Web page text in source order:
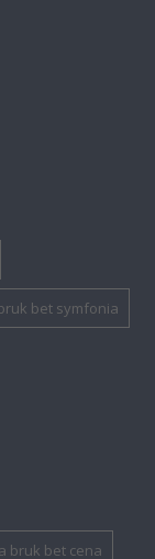
bet symfonia
bruk bet cena